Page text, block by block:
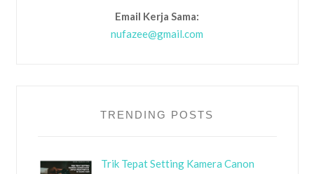
Email Kerja Sama:
nufazee@gmail.com
TRENDING POSTS
Trik Tepat Setting Kamera Canon